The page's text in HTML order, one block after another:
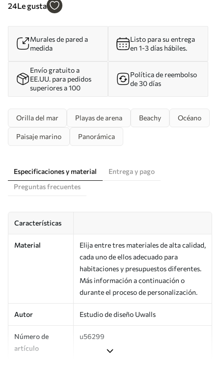
24Le gusta
Murales de pared a
medida
Listo para su entrega
en 1-3 días hábiles.
Envío gratuito a
EE.UU. para pedidos
superiores a 100
Política de reembolso
de 30 días
Orilla del mar Playas de arena Beachy Océano
Paisaje marino Panorámica
Especificaciones y material
Entrega y pago
Preguntas frecuentes
Características
Material
Elija entre tres materiales de alta calidad,
cada uno de ellos adecuado para
habitaciones y presupuestos diferentes.
Más información a continuación o
durante el proceso de personalización.
Autor Estudio de diseño Uwalls
Número de
artículo
u56299